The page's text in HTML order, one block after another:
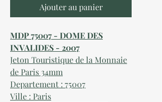
Ajouter au panier
MDP 75007 - DOME DES
INVALIDES - 2007
Jeton Touristique de la Monnaie
de Paris 34mm
Departement : 75007
Ville : Paris